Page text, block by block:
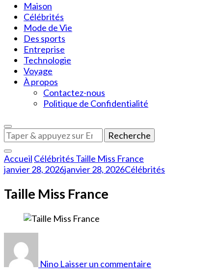
Maison
Célébrités
Mode de Vie
Des sports
Entreprise
Technologie
Voyage
À propos
Contactez-nous
Politique de Confidentialité
Vous
recherchiez
quelque
chose
?
Accueil Célébrités Taille Miss France
janvier 28, 2026janvier 28, 2026Célébrités
Taille Miss France
Nino Laisser un commentaire
France